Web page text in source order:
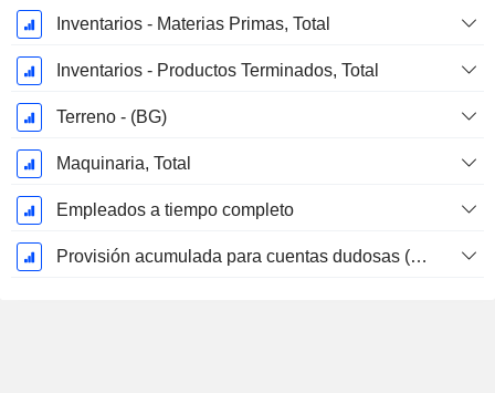
Inventarios - Materias Primas, Total
Inventarios - Productos Terminados, Total
Terreno - (BG)
Maquinaria, Total
Empleados a tiempo completo
Provisión acumulada para cuentas dudosas (Suplemento)